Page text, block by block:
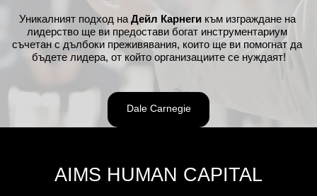
Уникалният подход на Дейл Карнеги към изграждане на
лидерство ще ви предостави богат инструментариум
съчетан с дълбоки преживявания, които ще ви помогнат да
бъдете лидера, от който организациите се нуждаят!
Dale Carnegie
AIMS HUMAN CAPITAL